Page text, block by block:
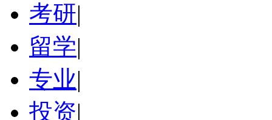
考研|
留学|
专业|
投资|